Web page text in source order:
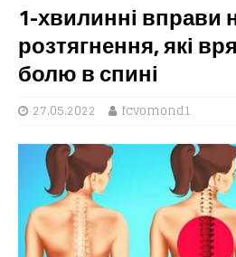
1-хвилинні вправи
розтягнення, які
болю в спині
27.05.2022 fcvomond1